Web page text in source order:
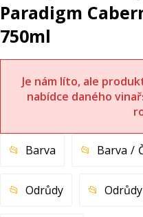
Paradigm
750ml
Je nám líto, ale
nabídce daného
Barva Barva
Odrůdy Odrůdy